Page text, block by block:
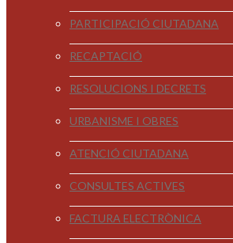
PARTICIPACIÓ CIUTADANA
RECAPTACIÓ
RESOLUCIONS I DECRETS
URBANISME I OBRES
ATENCIÓ CIUTADANA
CONSULTES ACTIVES
FACTURA ELECTRÒNICA